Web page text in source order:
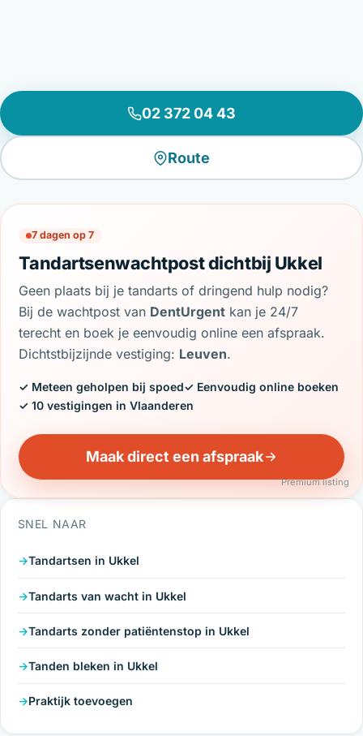
02 372 04 43
Route
7 dagen op 7
Tandartsenwachtpost dichtbij Ukkel
Geen plaats bij je tandarts of dringend hulp nodig?
Bij de wachtpost van DentUrgent kan je 24/7
terecht en boek je eenvoudig online een afspraak.
Dichtstbijzijnde vestiging: Leuven.
✓ Meteen geholpen bij spoed✓ Eenvoudig online boeken
✓ 10 vestigingen in Vlaanderen
Maak direct een afspraak
Premium listing
SNEL NAAR
Tandartsen in Ukkel
Tandarts van wacht in Ukkel
Tandarts zonder patiëntenstop in Ukkel
Tanden bleken in Ukkel
Praktijk toevoegen